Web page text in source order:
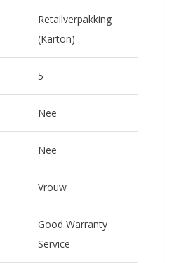
Retailverpakking
(Karton)
5
Nee
Nee
Vrouw
Good Warranty
Service